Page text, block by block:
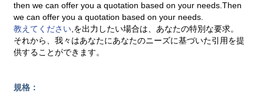
then we can offer you a quotation based on your needs.Then
we can offer you a quotation based on your needs.
教えてください ,を出力したい場合は、あなたの特別な要求。
それから、我々はあなたにあなたのニーズに基づいた引用を提
供することができます。
規格：